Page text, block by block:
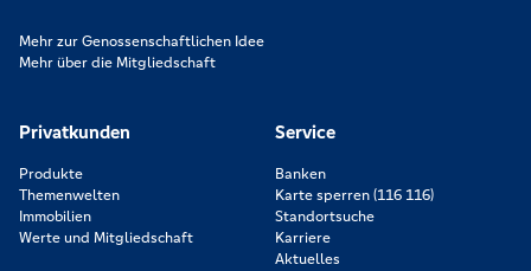
Mehr zur Genossenschaftlichen Idee
Mehr über die Mitgliedschaft
Privatkunden
Produkte
Themenwelten
Immobilien
Werte und Mitgliedschaft
Service
Banken
Karte sperren (116 116)
Standortsuche
Karriere
Aktuelles